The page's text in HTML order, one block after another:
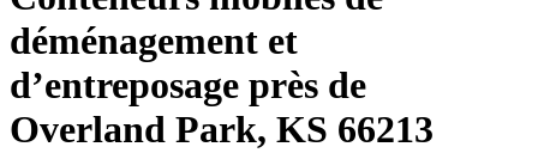
déménagement et
d’entreposage près de
Overland Park, KS 66213